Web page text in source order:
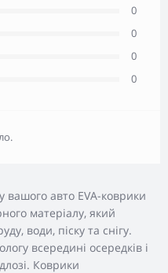
вашого авто EVA-коврики
матеріалу, який
води, піску та снігу.
всередині осередків і
Коврики
0
0
0
0